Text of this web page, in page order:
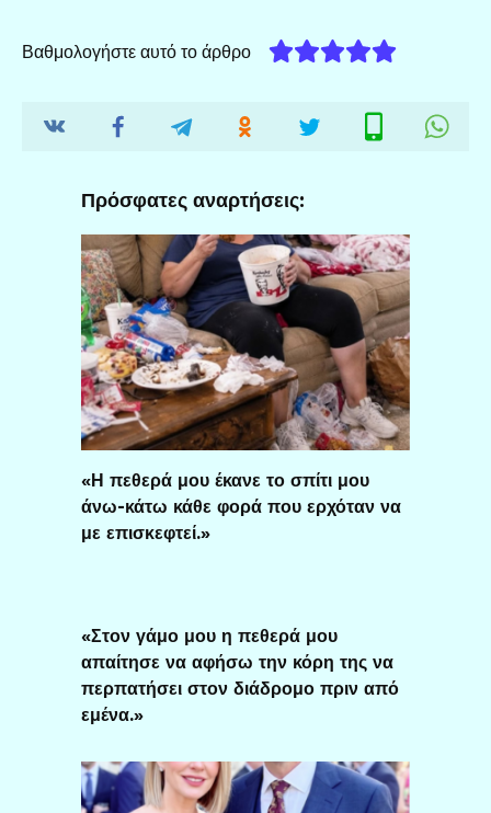
Βαθμολογήστε αυτό το άρθρο
Πρόσφατες αναρτήσεις:
«Η πεθερά μου έκανε το σπίτι μου
άνω-κάτω κάθε φορά που ερχόταν να
με επισκεφτεί.»
«Στον γάμο μου η πεθερά μου
απαίτησε να αφήσω την κόρη της να
περπατήσει στον διάδρομο πριν από
εμένα.»